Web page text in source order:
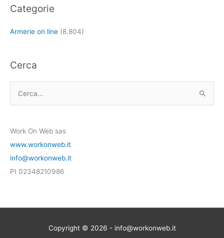
Categorie
Armerie on line (8.804)
Cerca
c
a
:
Work On Web sas
www.workonweb.it
info@workonweb.it
PI 02348210986
Copyright © 2026 - info@workonweb.it